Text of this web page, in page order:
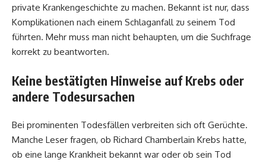
private Krankengeschichte zu machen. Bekannt ist nur, dass
Komplikationen nach einem Schlaganfall zu seinem Tod
führten. Mehr muss man nicht behaupten, um die Suchfrage
korrekt zu beantworten.
Keine bestätigten Hinweise auf Krebs oder
andere Todesursachen
Bei prominenten Todesfällen verbreiten sich oft Gerüchte.
Manche Leser fragen, ob Richard Chamberlain Krebs hatte,
ob eine lange Krankheit bekannt war oder ob sein Tod